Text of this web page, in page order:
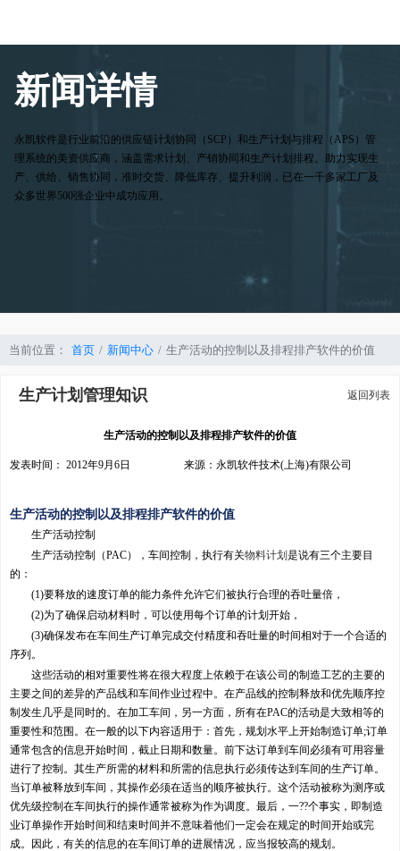
新闻详情
永凯软件是行业前沿的供应链计划协同（SCP）和生产计划与排程（APS）管
理系统的美资供应商，涵盖需求计划、产销协同和生产计划排程。助力实现生
产、供给、销售协同，准时交货、降低库存、提升利润，已在一千多家工厂及
众多世界500强企业中成功应用。
当前位置： 首页 新闻中心 生产活动的控制以及排程排产软件的价值
生产计划管理知识 返回列表
生产活动的控制以及排程排产软件的价值
发表时间： 2012年9月6日 来源：永凯软件技术(上海)有限公司
生产活动的控制以及排程排产软件的价值
生产活动控制
生产活动控制（PAC），车间控制，执行有关物料计划 是说有三个主要目
的：
(1)要释放的速度订单的能力条件允许它们被执行合理的吞吐量倍，
(2)为了确保启动材料时，可以使用每个订单的计划开始，
(3)确保发布在车间生产订单完成交付精度和吞吐量的时间相对于一个合适的
序列。
这些活动的相对重要性将在很大程度上依赖于在该公司的制造工艺的主要的
主要之间的差异的产品线和车间作业过程中。在产品线的控制释放和优先顺序控
制发生几乎是同时的。在加工车间，另一方面，所有在PAC的活动是大致相等的
重要性和范围。在一般的以下内容适用于：首先，规划水平上开始制造订单;订单
通常包含的信息开始时间，截止日期和数量。前下达订单到车间必须有可用容量
进行了控制。其生产所需的材料和所需的信息执行必须传达到车间的生产订单。
当订单被释放到车间，其操作必须在适当的顺序被执行。这个活动被称为测序或
优先级控制在车间执行的操作通常被称为作为调度。最后，一??个事实，即制造
业订单操作开始时间和结束时间并不意味着他们一定会在规定的时间开始或完
成。因此，有关的信息的在车间订单的进展情况，应当报较高的规划。